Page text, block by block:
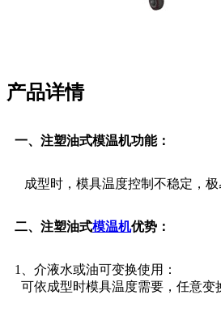
产品详情
一、注塑油式模温机功能：
成型时，模具温度控制不稳定，
二、注塑油式模温机优势：
1、介液水或油可变换使用：
可依成型时模具温度需要，任意